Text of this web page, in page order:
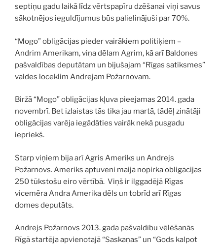
septiņu gadu laikā līdz vērtspapīru dzēšanai viņi savus
sākotnējos ieguldījumus būs palielinājuši par 70%.
“Mogo” obligācijas pieder vairākiem politiķiem –
Andrim Amerikam, viņa dēlam Agrim, kā arī Baldones
pašvaldības deputātam un bijušajam “Rīgas satiksmes”
valdes loceklim Andrejam Požarnovam.
Biržā “Mogo” obligācijas kļuva pieejamas 2014. gada
novembrī. Bet izlaistas tās tika jau martā, tādēļ zinātāji
obligācijas varēja iegādāties vairāk nekā pusgadu
iepriekš.
Starp viņiem bija arī Agris Ameriks un Andrejs
Požarnovs. Ameriks aptuveni maijā nopirka obligācijas
250 tūkstošu eiro vērtībā. Viņš ir ilggadējā Rīgas
vicemēra Andra Amerika dēls un tobrīd arī Rīgas
domes deputāts.
Andrejs Požarnovs 2013. gada pašvaldību vēlēšanās
Rīgā startēja apvienotajā “Saskaņas” un “Gods kalpot